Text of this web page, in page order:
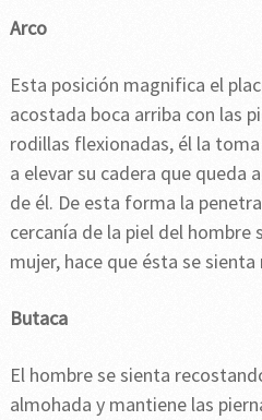
Arco
Esta posición magnifica el
acostada boca arriba con las
rodillas flexionadas, él la
a elevar su cadera que queda
de él. De esta forma la
cercanía de la piel del hombre
mujer, hace que ésta se sienta
Butaca
El hombre se sienta
almohada y mantiene las